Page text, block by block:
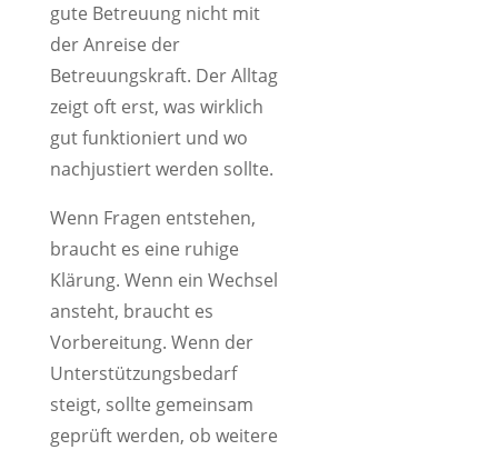
gute Betreuung nicht mit
der Anreise der
Betreuungskraft. Der Alltag
zeigt oft erst, was wirklich
gut funktioniert und wo
nachjustiert werden sollte.
Wenn Fragen entstehen,
braucht es eine ruhige
Klärung. Wenn ein Wechsel
ansteht, braucht es
Vorbereitung. Wenn der
Unterstützungsbedarf
steigt, sollte gemeinsam
geprüft werden, ob weitere